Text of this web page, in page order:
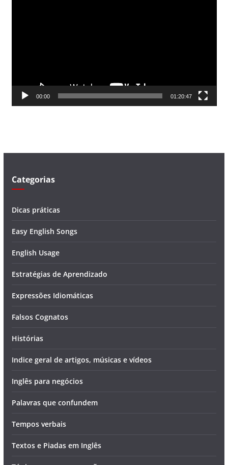
d
00:00 01:20:47
Categorias
Dicas práticas
Easy English Songs
English Usage
Estratégias de Aprendizado
Expressões Idiomáticas
Falsos Cognatos
Histórias
Indice geral de artigos, músicas e vídeos
Inglês para negócios
Palavras que confundem
Tempos verbais
Textos e Piadas em Inglês